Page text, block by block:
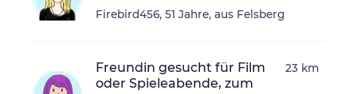
Firebird456, 51 Jahre, aus Felsberg
Freundin gesucht für Film
oder Spieleabende, zum
23 km